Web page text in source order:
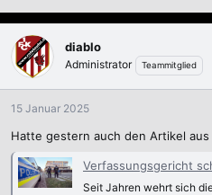
diablo
Administrator Teammitglied
15 Januar 2025
Hatte gestern auch den Artikel
Verfassungsgericht
Seit Jahren wehrt sich